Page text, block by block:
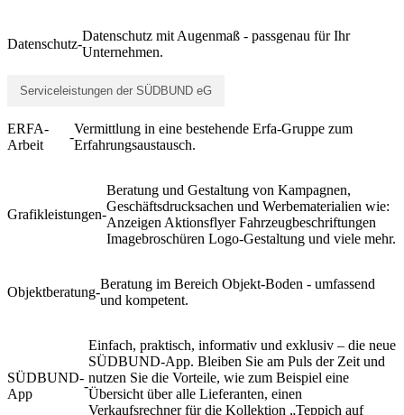
Datenschutz-
Datenschutz mit Augenmaß - passgenau für Ihr
Unternehmen.
Serviceleistungen der SÜDBUND eG
ERFA-
Arbeit
-
Vermittlung in eine bestehende Erfa-Gruppe zum
Erfahrungsaustausch.
Grafikleistungen-
Beratung und Gestaltung von Kampagnen,
Geschäftsdrucksachen und Werbematerialien wie:
Anzeigen Aktionsflyer Fahrzeugbeschriftungen
Imagebroschüren Logo-Gestaltung und viele mehr.
Objektberatung-
Beratung im Bereich Objekt-Boden - umfassend
und kompetent.
SÜDBUND-
App
-
Einfach, praktisch, informativ und exklusiv – die neue
SÜDBUND-App. Bleiben Sie am Puls der Zeit und
nutzen Sie die Vorteile, wie zum Beispiel eine
Übersicht über alle Lieferanten, einen
Verkaufsrechner für die Kollektion „Teppich auf